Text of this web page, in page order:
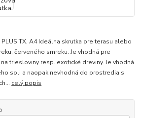
PLUS TX, A4 Ideálna skrutka pre terasu alebo
červeného smreku. Je vhodná pre
triesloviny resp. exotické dreviny. Je vhodná
soli a naopak nevhodná do prostredia s
celý popis